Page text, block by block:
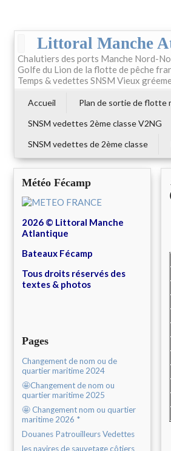
Littoral Manche
Chalutiers des ports Manche Nord-
Golfe du Lion de la flotte de pêche
Temps & vedettes SNSM Vieux
Accueil Plan de sortie de flotte
SNSM vedettes 2ème classe V2NG
SNSM vedettes de 2ème classe
Météo Fécamp
2026 © Littoral Manche
Atlantique
Bateaux Fécamp
Tous droits réservés des
textes & photos
Pages
Changement de nom ou de
quartier maritime 2024
🤩Changement de nom ou
quartier maritime 2025
🤩 Changement nom ou quartier
maritime 2026 *
Douanes Patrouilleurs Vedettes
les navires de sauvetage côtiers